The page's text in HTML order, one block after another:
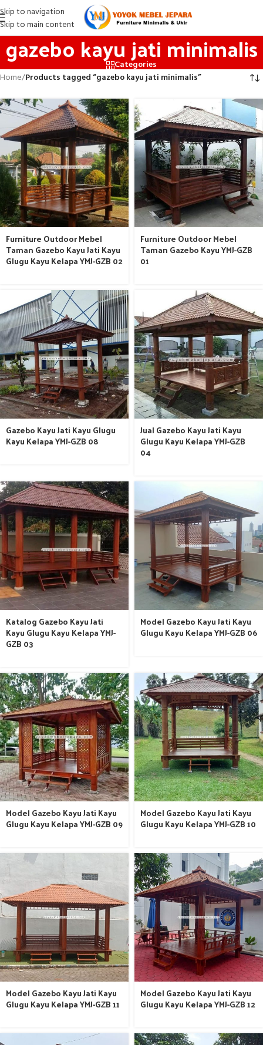
Skip to navigation
Skip to main content
gazebo kayu jati minimalis
Categories
Home/Products tagged “gazebo kayu jati minimalis”
Furniture Outdoor Mebel
Taman Gazebo Kayu Jati Kayu
Glugu Kayu Kelapa YMJ-GZB 02
Furniture Outdoor Mebel
Taman Gazebo Kayu YMJ-GZB
01
Gazebo Kayu Jati Kayu Glugu
Kayu Kelapa YMJ-GZB 08
Jual Gazebo Kayu Jati Kayu
Glugu Kayu Kelapa YMJ-GZB
04
Katalog Gazebo Kayu Jati
Kayu Glugu Kayu Kelapa YMJ-
GZB 03
Model Gazebo Kayu Jati Kayu
Glugu Kayu Kelapa YMJ-GZB 06
Model Gazebo Kayu Jati Kayu
Glugu Kayu Kelapa YMJ-GZB 09
Model Gazebo Kayu Jati Kayu
Glugu Kayu Kelapa YMJ-GZB 10
Model Gazebo Kayu Jati Kayu
Glugu Kayu Kelapa YMJ-GZB 11
Model Gazebo Kayu Jati Kayu
Glugu Kayu Kelapa YMJ-GZB 12